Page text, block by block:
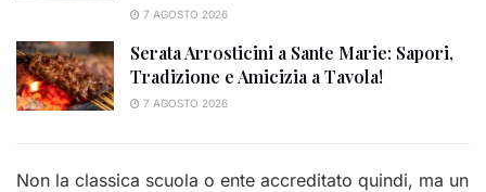
7 AGOSTO 2026
Serata Arrosticini a Sante Marie: Sapori,
Tradizione e Amicizia a Tavola!
7 AGOSTO 2026
Non la classica scuola o ente accreditato quindi, ma un